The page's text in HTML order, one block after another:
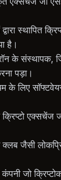
स्थापित
है।
के संस्थापक,
पड़ा।
के लिए
एक्सचेंज
क्लब जैसी
कंपनी जो